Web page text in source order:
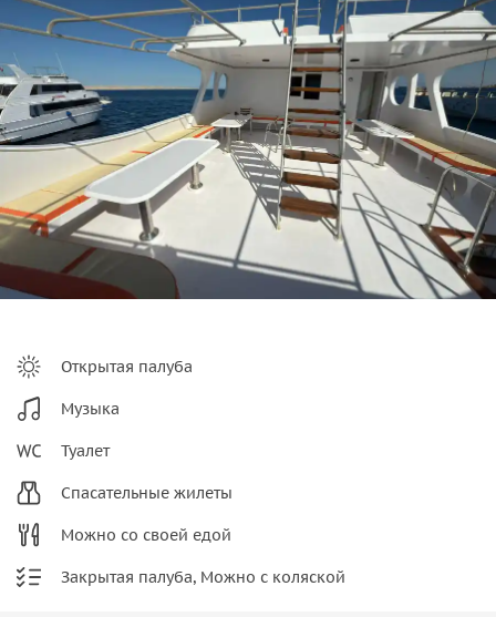
Открытая палуба
Музыка
Туалет
Спасательные жилеты
Можно со своей едой
Закрытая палуба, Можно с коляской